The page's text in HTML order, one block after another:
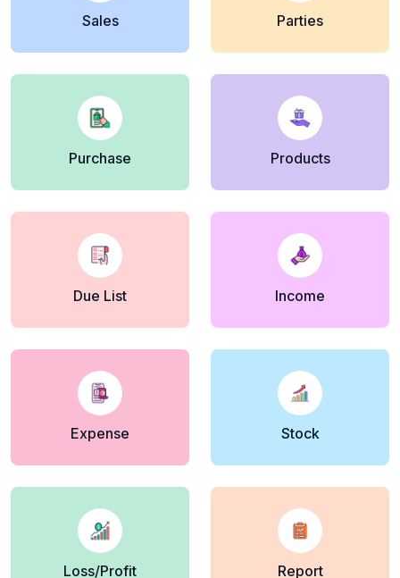
Sales Parties
Purchase Products
Due List Income
Expense Stock
Loss/Profit Report